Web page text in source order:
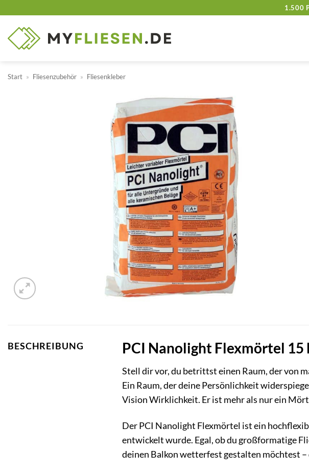
springen
1.500
Start » Fliesenzubehör » Fliesenkleber
BESCHREIBUNG PCI Nanolight Flexmörtel 15
Stell dir vor, du betrittst einen Raum, der von
Ein Raum, der deine Persönlichkeit
Vision Wirklichkeit. Er ist mehr als nur ein
Der PCI Nanolight Flexmörtel ist ein
entwickelt wurde. Egal, ob du großformatige
deinen Balkon wetterfest gestalten möchtest